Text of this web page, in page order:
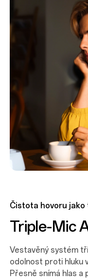
Čistota hovoru jako
Triple-Mic
Vestavěný systém
odolnost proti hluku
Přesně snímá hlas a